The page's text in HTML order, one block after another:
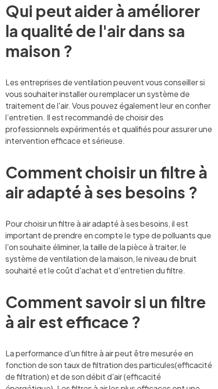
Qui peut aider à améliorer
la qualité de l'air dans sa
maison ?
Les entreprises de ventilation peuvent vous conseiller si
vous souhaiter installer ou remplacer un système de
traitement de l'air. Vous pouvez également leur en confier
l’entretien. Il est recommandé de choisir des
professionnels expérimentés et qualifiés pour assurer une
intervention efficace et sérieuse.
Comment choisir un filtre à
air adapté à ses besoins ?
Pour choisir un filtre à air adapté à ses besoins, il est
important de prendre en compte le type de polluants que
l'on souhaite éliminer, la taille de la pièce à traiter, le
système de ventilation de la maison, le niveau de bruit
souhaité et le coût d'achat et d'entretien du filtre.
Comment savoir si un filtre
à air est efficace ?
La performance d'un filtre à air peut être mesurée en
fonction de son taux de filtration des particules(efficacité
de filtration) et de son débit d'air (efficacité